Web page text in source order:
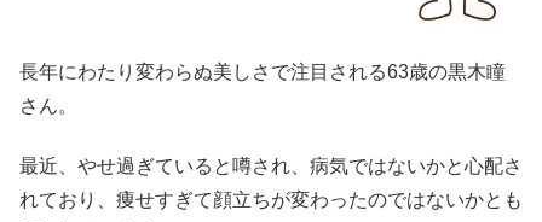
長年にわたり変わらぬ美しさで注目される63歳の黒木瞳
さん。
最近、やせ過ぎていると噂され、病気ではないかと心配さ
れており、痩せすぎて顔立ちが変わったのではないかとも